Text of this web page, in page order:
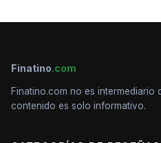
Finatino.com
Finatino.com no es intermediario
contenido es solo informativo.